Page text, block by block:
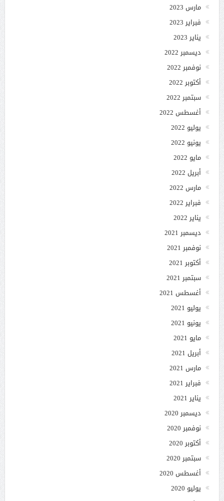
مارس 2023
فبراير 2023
يناير 2023
ديسمبر 2022
نوفمبر 2022
أكتوبر 2022
سبتمبر 2022
أغسطس 2022
يوليو 2022
يونيو 2022
مايو 2022
أبريل 2022
مارس 2022
فبراير 2022
يناير 2022
ديسمبر 2021
نوفمبر 2021
أكتوبر 2021
سبتمبر 2021
أغسطس 2021
يوليو 2021
يونيو 2021
مايو 2021
أبريل 2021
مارس 2021
فبراير 2021
يناير 2021
ديسمبر 2020
نوفمبر 2020
أكتوبر 2020
سبتمبر 2020
أغسطس 2020
يوليو 2020